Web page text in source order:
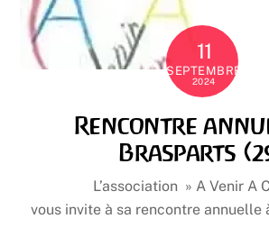
11
SEPTEMBRE
2024
Rencontre
Brasparts
L’association » A Venir A
vous invite à sa rencontre annuelle